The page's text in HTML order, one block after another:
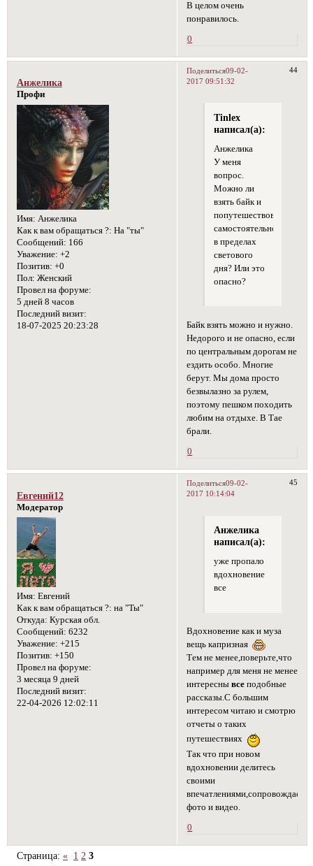
В целом очень
понравилось.
0
Поделиться 44
09-02-
2017 09:51:32
Анжелика
Профи
Имя: Анжелика
Как к вам обращаться ?: На "ты"
Сообщений: 166
Уважение: +2
Позитив: +0
Пол: Женский
Провел на форуме:
5 дней 8 часов
Последний визит:
18-07-2025 20:23:28
Tinlex
написал(а):
Анжелика
У меня
вопрос.
Можно ли
взять байк и
попутешествовать
самостоятельно
в пределах
светового
дня? Или это
опасно?
Байк взять можно и нужно.
Недорого и не опасно, если
по центральным дорогам не
ездить особо. Многие
берут. Мы дома просто
безвылазно за рулем,
поэтому пешком походить
любим на отдыхе. В Тае
брали.
0
Поделиться 45
09-02-
2017 10:14:04
Евгений12
Модератор
Имя: Евгений
Как к вам обращаться ?: на "Ты"
Откуда: Курская обл.
Сообщений: 6232
Уважение: +215
Позитив: +150
Провел на форуме:
3 месяца 9 дней
Последний визит:
22-04-2026 12:02:11
Анжелика
написал(а):
уже пропало
вдохновение
все
Вдохновение как и муза
вещь капризная
Тем не менее,поверьте,что
например для меня не менее
интереснывсе подобные
рассказы.С большим
интересом читаю и смотрю
отчеты о таких
путешествиях
Так что при новом
вдохновении делитесь
своими
фото и видео.
0
Страница:« 1 2 3